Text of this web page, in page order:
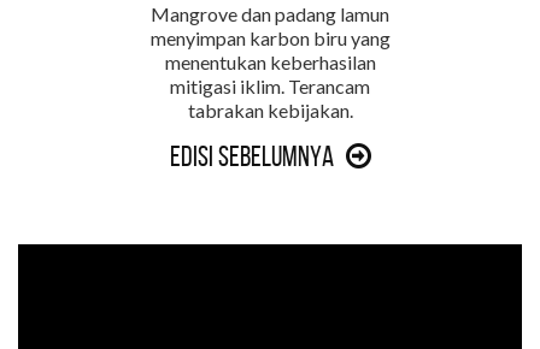
Mangrove dan padang lamun
menyimpan karbon biru yang
menentukan keberhasilan
mitigasi iklim. Terancam
tabrakan kebijakan.
Edisi Sebelumnya